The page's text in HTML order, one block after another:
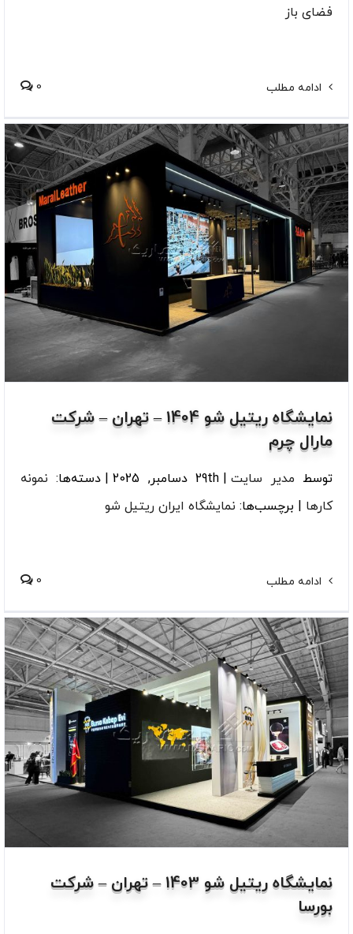
فضای باز
ادامه مطلب 0
نمایشگاه ریتیل شو 1404 – تهران – شرکت
مارال چرم
توسط مدیر سایت 29th دسامبر, 2025 دسته‌ها: نمونه
کارها
برچسب‌ها: نمایشگاه ایران ریتیل شو
ادامه مطلب 0
نمایشگاه ریتیل شو 1403 – تهران – شرکت
بورسا